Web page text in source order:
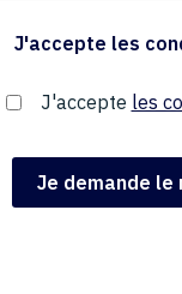
J'accepte les
J'accepte les